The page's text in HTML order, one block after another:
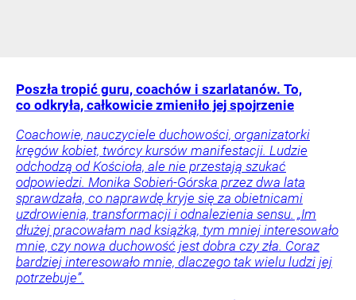
Poszła tropić guru, coachów i szarlatanów. To,
co odkryła, całkowicie zmieniło jej spojrzenie
Coachowie, nauczyciele duchowości, organizatorki
kręgów kobiet, twórcy kursów manifestacji. Ludzie
odchodzą od Kościoła, ale nie przestają szukać
odpowiedzi. Monika Sobień-Górska przez dwa lata
sprawdzała, co naprawdę kryje się za obietnicami
uzdrowienia, transformacji i odnalezienia sensu. „Im
dłużej pracowałam nad książką, tym mniej interesowało
mnie, czy nowa duchowość jest dobra czy zła. Coraz
bardziej interesowało mnie, dlaczego tak wielu ludzi jej
potrzebuje”.